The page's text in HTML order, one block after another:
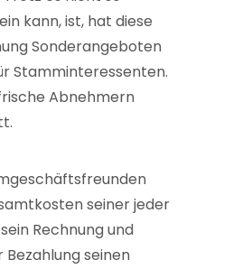
kann, ist, hat diese
Sonderangeboten
Stamminteressenten.
Abnehmern
seiner jeder
Rechnung und
seinen